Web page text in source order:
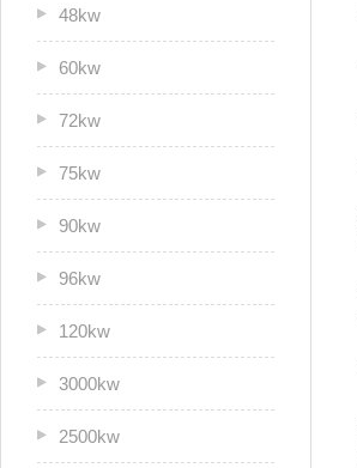
48kw
60kw
72kw
75kw
90kw
96kw
120kw
3000kw
2500kw